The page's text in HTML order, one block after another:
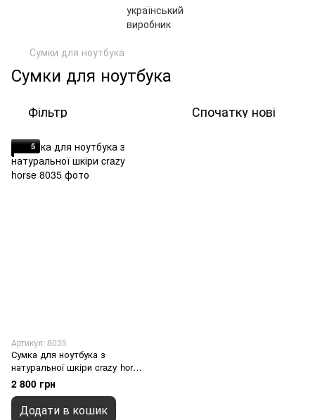
Сумки для ноутбука
Сумки для ноутбука
Фільтр Спочатку нові
5
Артикул: 8035
Сумка для ноутбука з
натуральної шкіри crazy horse,
Марсала
2 800 грн
Додати в кошик